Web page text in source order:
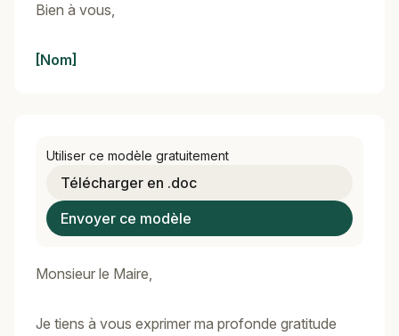
Bien à vous,
[Nom]
Utiliser ce modèle gratuitement
Télécharger en .doc
Envoyer ce modèle
Monsieur le Maire,
Je tiens à vous exprimer ma profonde gratitude